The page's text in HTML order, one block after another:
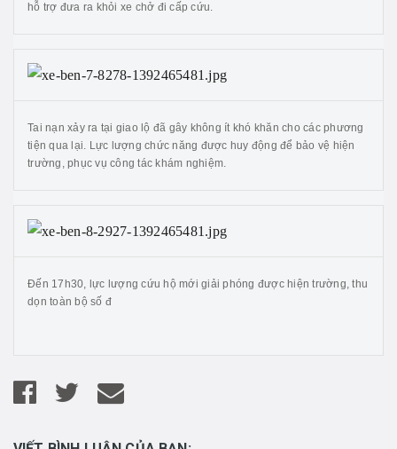
hỗ trợ đưa ra khỏi xe chở đi cấp cứu.
Tai nạn xảy ra tại giao lộ đã gây không ít khó khăn cho các phương
tiện qua lại. Lực lượng chức năng được huy động để bảo vệ hiện
trường, phục vụ công tác khám nghiệm.
Đến 17h30, lực lượng cứu hộ mới giải phóng được hiện trường, thu
dọn toàn bộ số đ